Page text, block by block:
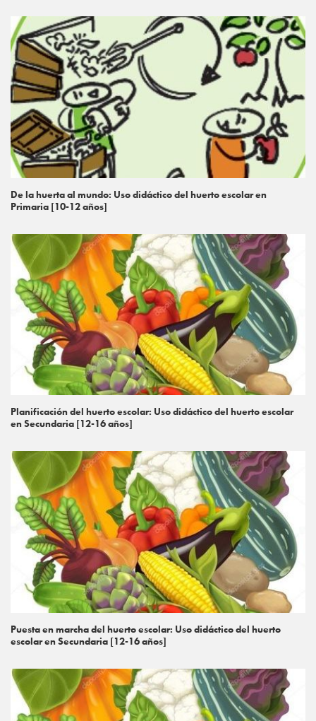
De la huerta al mundo: Uso didáctico del huerto escolar en
Primaria [10-12 años]
Planificación del huerto escolar: Uso didáctico del huerto escolar
en Secundaria [12-16 años]
Puesta en marcha del huerto escolar: Uso didáctico del huerto
escolar en Secundaria [12-16 años]